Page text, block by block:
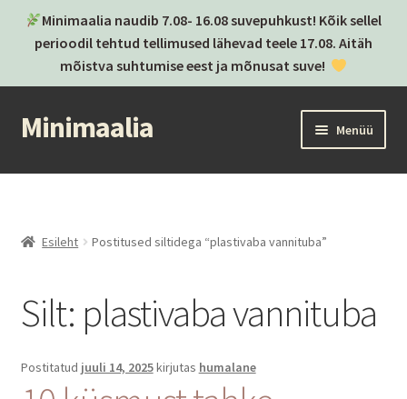
Minimaalia naudib 7.08- 16.08 suvepuhkust! Kõik sellel
perioodil tehtud tellimused lähevad teele 17.08. Aitäh
mõistva suhtumise eest ja mõnusat suve!
Liigu
navigeerimisele
Liigu
sisu
Minimaalia Menüü
Kassa
Brändid
Ava
Postitused
Esileht Postitused siltidega “plastivaba vannituba”
Silt: plastivaba vannituba
Postitatud juuli 14, 2025kirjutas humalane